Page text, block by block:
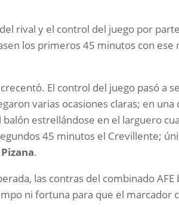
rival y el control del juego por
los primeros 45 minutos con ese
El control del juego pasó a
varias ocasiones claras; en una
balón estrellándose en el larguero
45 minutos el Crevillente;
.
las contras del combinado AFE
ni fortuna para que el marcador